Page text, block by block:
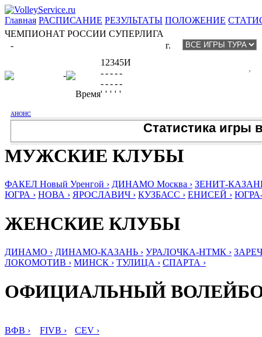
Главная РАСПИСАНИЕ РЕЗУЛЬТАТЫ ПОЛОЖЕНИЕ
ЧЕМПИОНАТ РОССИИ СУПЕРЛИГА
-
г.
-
,
1 2345И
-----
-----
Время' ' ' ' '
АНОНС
Статистика игры
МУЖСКИЕ КЛУБЫ
ФАКЕЛ Новый Уренгой › ДИНАМО Москва › ЗЕНИТ-
ЮГРА › НОВА › ЯРОСЛАВИЧ › КУЗБАСС › ЕНИСЕЙ ›
ЖЕНСКИЕ КЛУБЫ
ДИНАМО › ДИНАМО-КАЗАНЬ › УРАЛОЧКА-НТМК ›
ЛОКОМОТИВ › МИНСК › ТУЛИЦА › СПАРТА ›
ОФИЦИАЛЬНЫЙ
ВФВ › FIVB › CEV ›